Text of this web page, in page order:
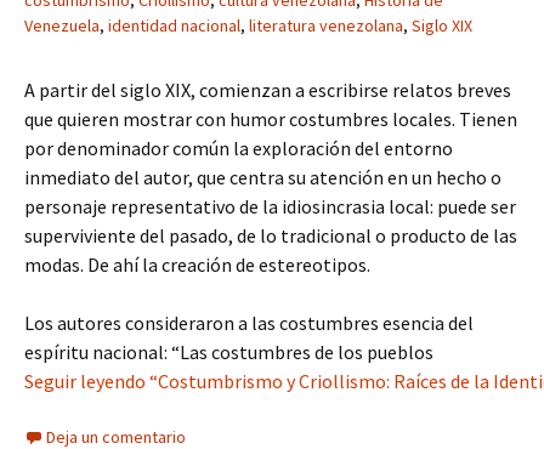
Venezuela, identidad nacional, literatura venezolana, Siglo XIX
A partir del siglo XIX, comienzan a escribirse relatos breves
que quieren mostrar con humor costumbres locales. Tienen
por denominador común la exploración del entorno
inmediato del autor, que centra su atención en un hecho o
personaje representativo de la idiosincrasia local: puede ser
superviviente del pasado, de lo tradicional o producto de las
modas. De ahí la creación de estereotipos.
Los autores consideraron a las costumbres esencia del
espíritu nacional: “Las costumbres de los pueblos
Seguir leyendo “Costumbrismo y Criollismo: Raíces de la
Deja un comentario